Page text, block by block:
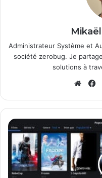
Administrateur Système et
société zerobug. Je
solutions à
We
te
A
p
e